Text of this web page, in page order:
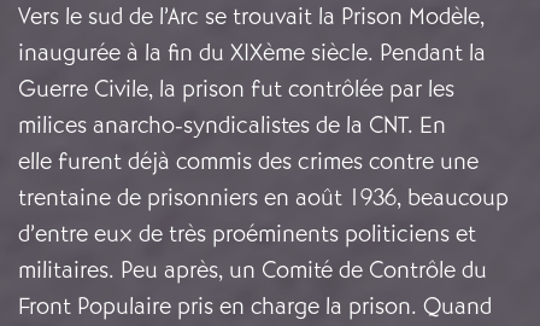
Vers le sud de l’Arc se trouvait la Prison Modèle,
inaugurée à la fin du XIXème siècle. Pendant la
Guerre Civile, la prison fut contrôlée par les
milices anarcho-syndicalistes de la CNT. En
elle furent déjà commis des crimes contre une
trentaine de prisonniers en août 1936, beaucoup
d’entre eux de très proéminents politiciens et
militaires. Peu après, un Comité de Contrôle du
Front Populaire pris en charge la prison. Quand